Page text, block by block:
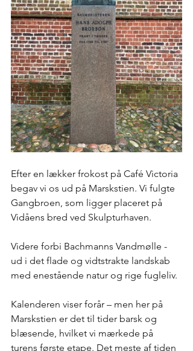
Efter en lækker frokost på Café Victoria
begav vi os ud på Marskstien. Vi fulgte
Gangbroen, som ligger placeret på
Vidåens bred ved Skulpturhaven.
Videre forbi Bachmanns Vandmølle -
ud i det flade og vidtstrakte landskab
med enestående natur og rige fugleliv.
Kalenderen viser forår – men her på
Marskstien er det til tider barsk og
blæsende, hvilket vi mærkede på
turens første etape. Det meste af tiden